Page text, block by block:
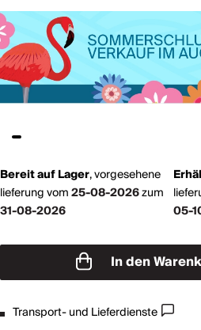
Bereit auf Lager,vorgesehene
lieferung vom25-08-2026zum
31-08-2026
05-
In den
Transport- und Lieferdienste